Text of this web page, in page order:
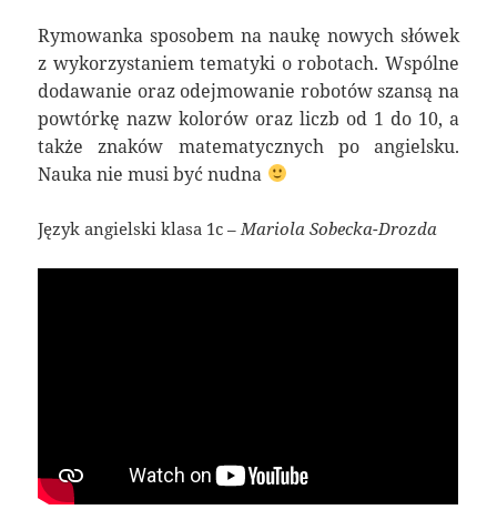
Rymowanka sposobem na naukę nowych słówek
z wykorzystaniem tematyki o robotach. Wspólne
dodawanie oraz odejmowanie robotów szansą na
powtórkę nazw kolorów oraz liczb od 1 do 10, a
także znaków matematycznych po angielsku.
Nauka nie musi być nudna
Język angielski klasa 1c – Mariola Sobecka-Drozda